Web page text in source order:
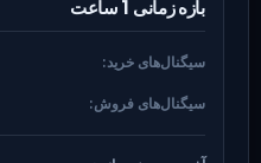
بازه زمانی 1 ساعت
سیگنال‌های خرید:
سیگنال‌های فروش: